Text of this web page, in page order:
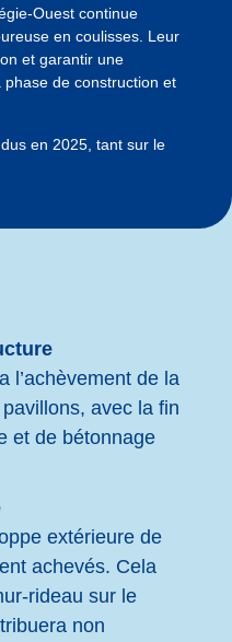
Ouest continue
en coulisses. Leur
et garantir une
de construction et
en 2025, tant sur le
l’achèvement de la
avec la fin
et de bétonnage
extérieure de
achevés. Cela
rideau sur le
non